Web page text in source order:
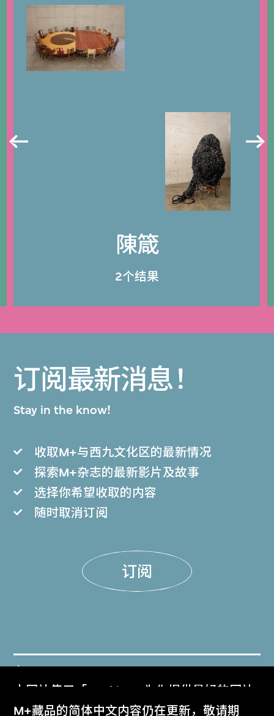
本网站使用「Cookies」为你提供最好的网站
体验。
M+藏品的简体中文内容仍在更新，敬请期
陳箴
2个结果
订阅最新消息！
Stay in the know!
收取M+与西九文化区的最新情况
探索M+杂志的最新影片及故事
选择你希望收取的内容
随时取消订阅
订阅
门票
Get Tickets